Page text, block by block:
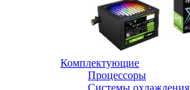
Комплектующие
Процессоры